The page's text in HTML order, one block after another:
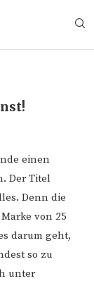
einen
Der Titel
Denn die
von 25
darum geht,
so zu
unter